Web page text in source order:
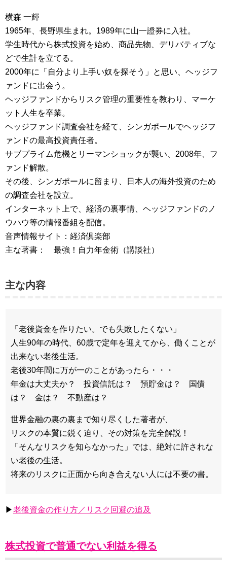
横森 一輝
1965年、長野県生まれ。1989年に山一證券に入社。
学生時代から株式投資を始め、商品先物、デリバティブな
どで生計を立てる。
2000年に「自分より上手い奴を探そう」と思い、ヘッジフ
ァンドに出会う。
ヘッジファンドからリスク管理の重要性を教わり、マーケ
ット人生を卒業。
ヘッジファンド調査会社を経て、シンガポールでヘッジフ
ァンドの最高投資責任者。
サブプライム危機とリーマンショックが襲い、2008年、フ
ァンド解散。
その後、シンガポールに留まり、日本人の海外投資のため
の調査会社を設立。
インターネット上で、経済の裏事情、ヘッジファンドのノ
ウハウ等の情報番組を配信。
音声情報サイト：経済倶楽部
主な著書： 最強！自力年金術（講談社）
主な内容
「老後資金を作りたい。でも失敗したくない」
人生90年の時代、60歳で定年を迎えてから、働くことが
出来ない老後生活。
老後30年間に万が一のことがあったら・・・
年金は大丈夫か？ 投資信託は？ 預貯金は？ 国債
は？ 金は？ 不動産は？
世界金融の裏の裏まで知り尽くした著者が、
リスクの本質に鋭く迫り、その対策を完全解説！
「そんなリスクを知らなかった」では、絶対に許されな
い老後の生活。
将来のリスクに正面から向き合えない人には不要の書。
▶老後資金の作り方／リスク回避の追及
株式投資で普通でない利益を得る